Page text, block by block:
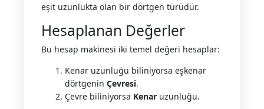
eşit uzunlukta olan bir dörtgen türüdür.
Hesaplanan Değerler
Bu hesap makinesi iki temel değeri hesaplar:
Kenar uzunluğu biliniyorsa eşkenar
dörtgenin Çevresi.
Çevre biliniyorsa Kenar uzunluğu.